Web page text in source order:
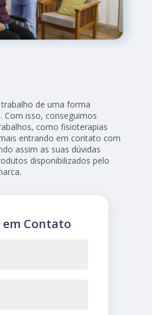
de uma forma
Com isso, conseguimos
como fisioterapias
entrando em contato com
assim as suas dúvidas
disponibilizados pelo
em Contato